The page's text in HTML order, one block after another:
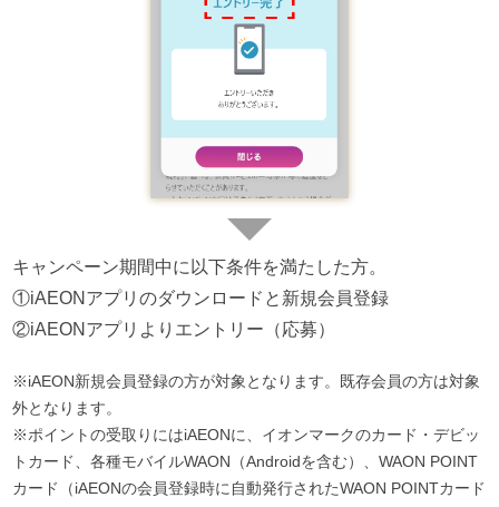
キャンペーン期間中に以下条件を満たした方。
①iAEONアプリのダウンロードと新規会員登録
②iAEONアプリよりエントリー（応募）
※iAEON新規会員登録の方が対象となります。既存会員の方は対象
外となります。
※ポイントの受取りにはiAEONに、イオンマークのカード・デビッ
トカード、各種モバイルWAON（Androidを含む）、WAON POINT
カード（iAEONの会員登録時に自動発行されたWAON POINTカード